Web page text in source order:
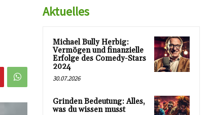
Aktuelles
Michael Bully Herbig:
Vermögen und finanzielle
Erfolge des Comedy-Stars
2024
30.07.2026
Grinden Bedeutung: Alles,
was du wissen musst